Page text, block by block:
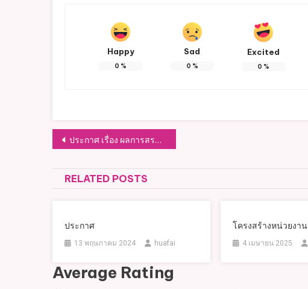
Happy
0 %
Sad
0 %
Excited
0 %
แนะแนว
เรื่อง
ประกาศ เรื่อง ผลการสรรหาและเลือกสรรเพื่อสั่งจ้างและแต่งตั้งเป็นพนักงานจ้างตามภารกิจ ตำแหน่งผู้ช่วยเจ้าพนักงานการเงินและบัญชี (กลุ่มผู้มีคุณวุฒิ) ตำแหน่งผู้ช่วยเจ้าพนักงานพัฒนาชุมชน (กลุ่มผู้มีคุณวุฒิ) และการขึ้นบัญชีผู้ผ่านการสรรหา และเลือกสรรฯ
RELATED POSTS
ประกาศ
13 พฤษภาคม 2024 huafai
โครงสร้างหน่วยงาน
4 เมษายน 2025
Average Rating